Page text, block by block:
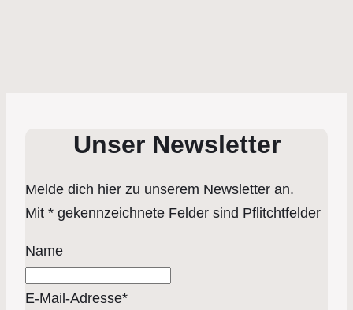
Unser Newsletter
Melde dich hier zu unserem Newsletter an.
Mit * gekennzeichnete Felder sind Pflitchtfelder
Name
E-Mail-Adresse*